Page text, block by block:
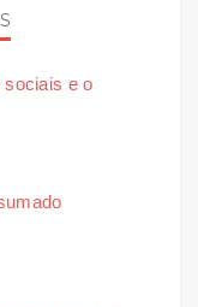
sociais e o